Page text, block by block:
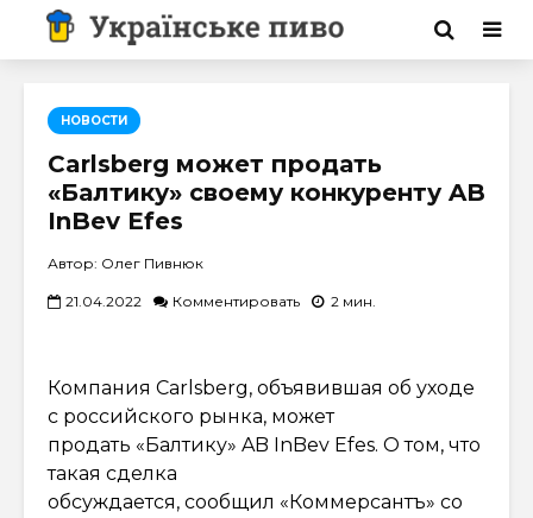
НОВОСТИ
Carlsberg может продать
«Балтику» своему конкуренту AB
InBev Efes
Автор: Олег Пивнюк
21.04.2022 Комментировать 2 мин.
Компания Carlsberg, объявившая об уходе
с российского рынка, может
продать «Балтику» AB InBev Efes. О том, что
такая сделка
обсуждается, сообщил «Коммерсантъ» со